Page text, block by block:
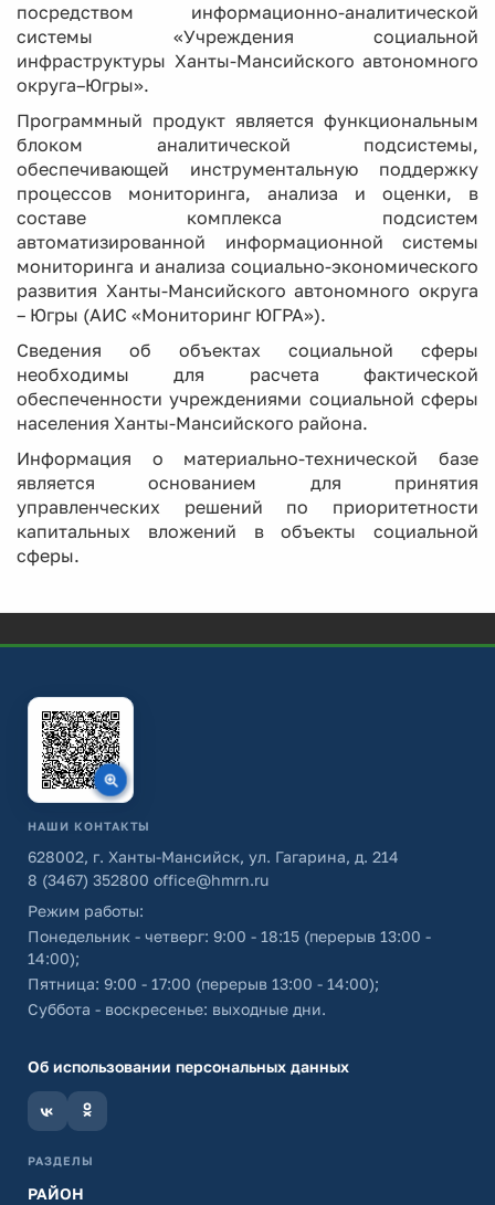
посредством информационно-аналитической
системы «Учреждения социальной
инфраструктуры Ханты-Мансийского автономного
округа–Югры».
Программный продукт является функциональным
блоком аналитической подсистемы,
обеспечивающей инструментальную поддержку
процессов мониторинга, анализа и оценки, в
составе комплекса подсистем
автоматизированной информационной системы
мониторинга и анализа социально-экономического
развития Ханты-Мансийского автономного округа
– Югры (АИС «Мониторинг ЮГРА»).
Сведения об объектах социальной сферы
необходимы для расчета фактической
обеспеченности учреждениями социальной сферы
населения Ханты-Мансийского района.
Информация о материально-технической базе
является основанием для принятия
управленческих решений по приоритетности
капитальных вложений в объекты социальной
сферы.
НАШИ КОНТАКТЫ
628002, г. Ханты-Мансийск, ул. Гагарина, д. 214
8 (3467) 352800 office@hmrn.ru
Режим работы:
Понедельник - четверг: 9:00 - 18:15 (перерыв 13:00 -
14:00);
Пятница: 9:00 - 17:00 (перерыв 13:00 - 14:00);
Суббота - воскресенье: выходные дни.
Об использовании персональных данных
РАЗДЕЛЫ
РАЙОН